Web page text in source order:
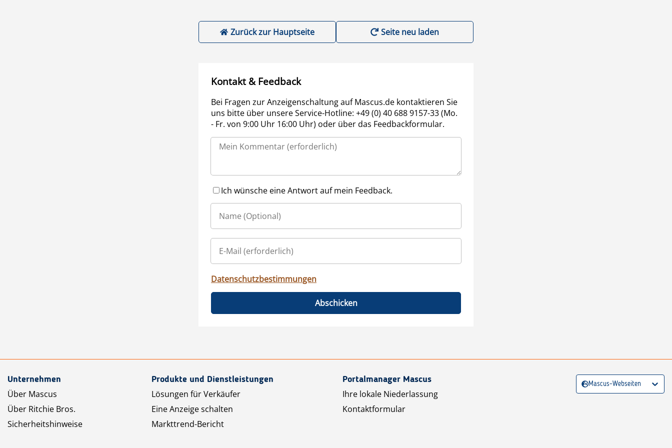
Zurück zur Hauptseite Seite neu laden
Kontakt & Feedback
Bei Fragen zur Anzeigenschaltung auf Mascus.de kontaktieren Sie
uns bitte über unsere Service-Hotline: +49 (0) 40 688 9157-33 (Mo.
- Fr. von 9:00 Uhr 16:00 Uhr) oder über das Feedbackformular.
Ich wünsche eine Antwort auf mein Feedback.
Datenschutzbestimmungen
Abschicken
Unternehmen
Über Mascus
Über Ritchie Bros.
Sicherheitshinweise
Produkte und Dienstleistungen
Lösungen für Verkäufer
Eine Anzeige schalten
Markttrend-Bericht
Portalmanager Mascus
Ihre lokale Niederlassung
Kontaktformular
Mascus-Webseiten